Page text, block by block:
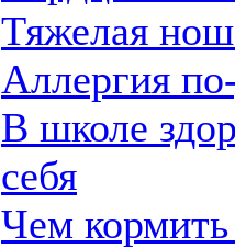
Тяжелая
Аллергия
В школе
себя
Чем